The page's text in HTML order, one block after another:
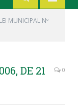
LEI MUNICIPAL Nº
DE 21
0